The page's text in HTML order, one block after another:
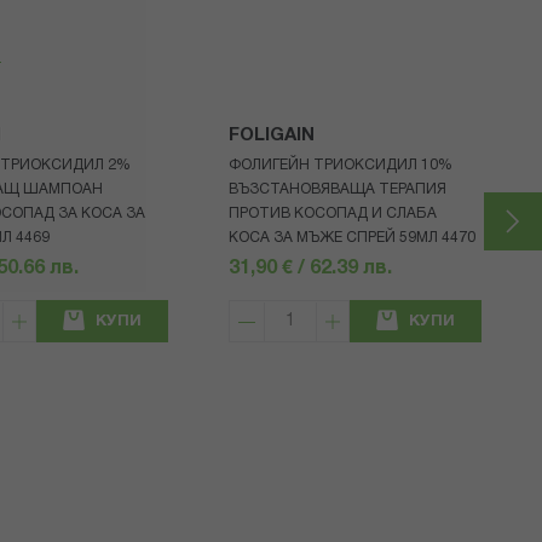
2%
ШАМПОАН
ЗА КОСА ЗА
4469
лв.
КУПИ
FOLIGAIN
ФОЛИГЕЙН ТРИОКСИДИЛ 10%
ВЪЗСТАНОВЯВАЩА ТЕРАПИЯ
ПРОТИВ КОСОПАД И СЛАБА
КОСА ЗА МЪЖЕ СПРЕЙ 59МЛ 4470
31,90 € / 62.39 лв.
КУПИ